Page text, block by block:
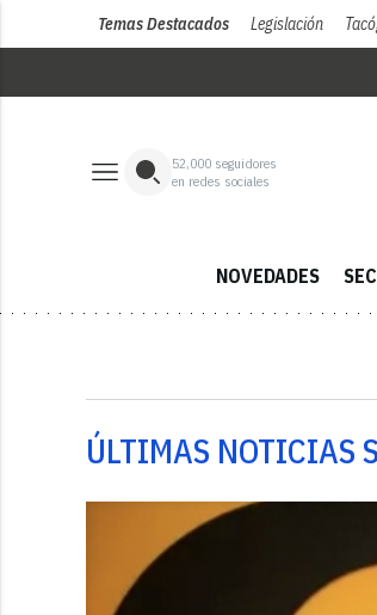
Temas Destacados Legislación
52,000 seguidores
en redes sociales
NOVEDADES
ÚLTIMAS NOTICIAS